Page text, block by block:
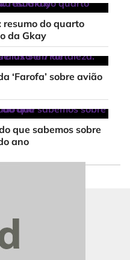
resumo do quarto
da Gkay
‘Farofa’ sobre avião
que sabemos sobre
ano